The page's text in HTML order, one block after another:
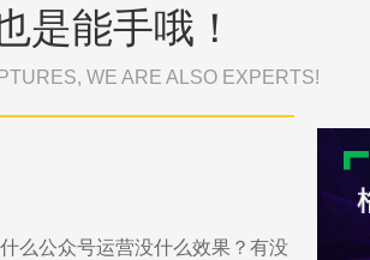
是能手哦！
WE ARE ALSO EXPERTS!
么公众号运营没什么效果？有没